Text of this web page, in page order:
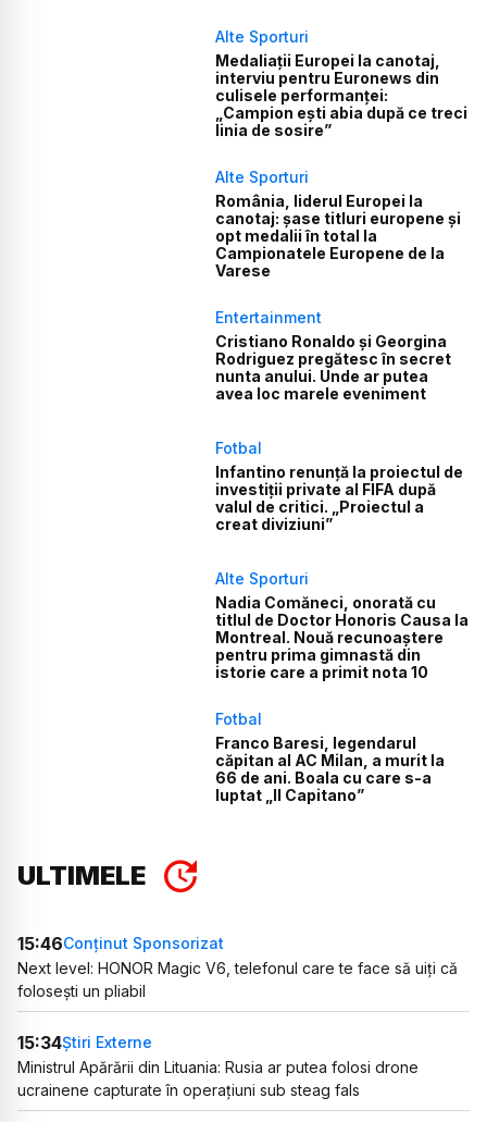
Alte Sporturi
Medaliații Europei la canotaj,
interviu pentru Euronews din
culisele performanței:
„Campion ești abia după ce treci
linia de sosire”
Alte Sporturi
România, liderul Europei la
canotaj: șase titluri europene și
opt medalii în total la
Campionatele Europene de la
Varese
Entertainment
Cristiano Ronaldo și Georgina
Rodriguez pregătesc în secret
nunta anului. Unde ar putea
avea loc marele eveniment
Fotbal
Infantino renunță la proiectul de
investiții private al FIFA după
valul de critici. „Proiectul a
creat diviziuni”
Alte Sporturi
Nadia Comăneci, onorată cu
titlul de Doctor Honoris Causa la
Montreal. Nouă recunoaștere
pentru prima gimnastă din
istorie care a primit nota 10
Fotbal
Franco Baresi, legendarul
căpitan al AC Milan, a murit la
66 de ani. Boala cu care s-a
luptat „Il Capitano”
ULTIMELE
15:46Conținut Sponsorizat
Next level: HONOR Magic V6, telefonul care te face să uiți că
folosești un pliabil
15:34Știri Externe
Ministrul Apărării din Lituania: Rusia ar putea folosi drone
ucrainene capturate în operațiuni sub steag fals